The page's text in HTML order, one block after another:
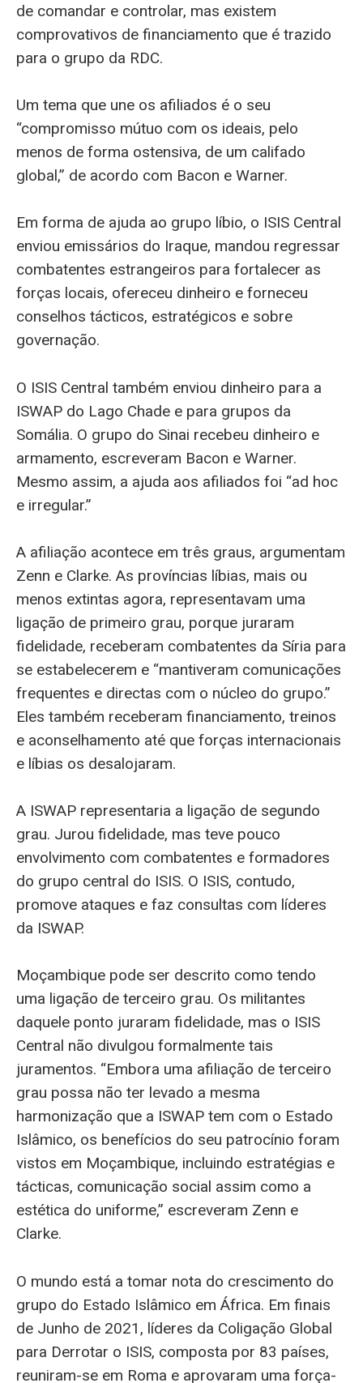
de comandar e controlar, mas existem
comprovativos de financiamento que é trazido
para o grupo da RDC.
Um tema que une os afiliados é o seu
“compromisso mútuo com os ideais, pelo
menos de forma ostensiva, de um califado
global,” de acordo com Bacon e Warner.
Em forma de ajuda ao grupo líbio, o ISIS Central
enviou emissários do Iraque, mandou regressar
combatentes estrangeiros para fortalecer as
forças locais, ofereceu dinheiro e forneceu
conselhos tácticos, estratégicos e sobre
governação.
O ISIS Central também enviou dinheiro para a
ISWAP do Lago Chade e para grupos da
Somália. O grupo do Sinai recebeu dinheiro e
armamento, escreveram Bacon e Warner.
Mesmo assim, a ajuda aos afiliados foi “ad hoc
e irregular.”
A afiliação acontece em três graus, argumentam
Zenn e Clarke. As províncias líbias, mais ou
menos extintas agora, representavam uma
ligação de primeiro grau, porque juraram
fidelidade, receberam combatentes da Síria para
se estabelecerem e “mantiveram comunicações
frequentes e directas com o núcleo do grupo.”
Eles também receberam financiamento, treinos
e aconselhamento até que forças internacionais
e líbias os desalojaram.
A ISWAP representaria a ligação de segundo
grau. Jurou fidelidade, mas teve pouco
envolvimento com combatentes e formadores
do grupo central do ISIS. O ISIS, contudo,
promove ataques e faz consultas com líderes
da ISWAP.
Moçambique pode ser descrito como tendo
uma ligação de terceiro grau. Os militantes
daquele ponto juraram fidelidade, mas o ISIS
Central não divulgou formalmente tais
juramentos. “Embora uma afiliação de terceiro
grau possa não ter levado a mesma
harmonização que a ISWAP tem com o Estado
Islâmico, os benefícios do seu patrocínio foram
vistos em Moçambique, incluindo estratégias e
tácticas, comunicação social assim como a
estética do uniforme,” escreveram Zenn e
Clarke.
O mundo está a tomar nota do crescimento do
grupo do Estado Islâmico em África. Em finais
de Junho de 2021, líderes da Coligação Global
para Derrotar o ISIS, composta por 83 países,
reuniram-se em Roma e aprovaram uma força-